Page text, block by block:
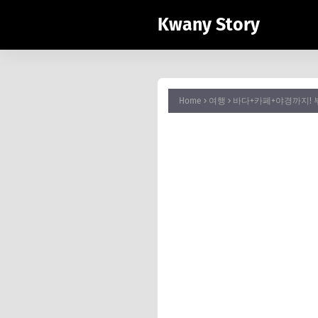
Kwany Story
Home 여행 바다+카페+야경까지!